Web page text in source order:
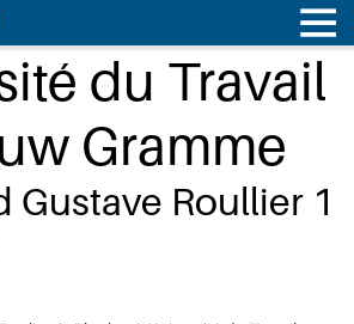
du Travail
Gramme
Gustave Roullier 1